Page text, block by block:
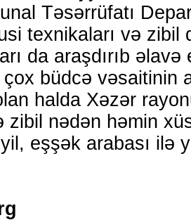
Təsərrüfatı
texnikaları və zibil
da araşdırıb
büdcə vəsaitinin
halda Xəzər
zibil nədən həmin
eşşək arabası ilə